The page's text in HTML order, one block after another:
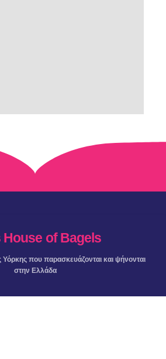
House of Bagels
που παρασκευάζονται και ψήνονται
στην Ελλάδα